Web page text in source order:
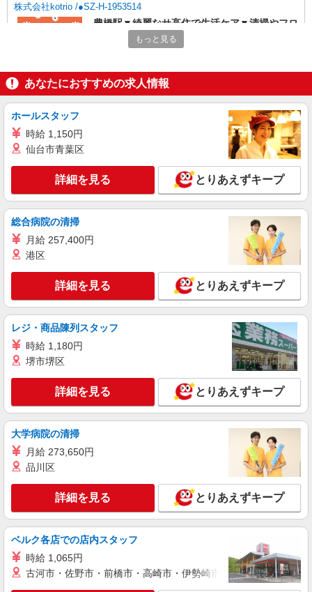
株式会社kotrio /●SZ-H-1953514
豊橋駅▼綺麗なサ高住で生活ケア▼清掃やフロ
アの巡回など
豊橋市内 最寄り駅：豊橋
キープ 詳細を見る
派遣社員
向かう先は笑顔の待つ場所！デイサービスのサ
ポート＆送迎STAFF
時給1500円〜2125円 ＜日払い有/週払い有/交
詳細を見る
派遣社員
株式会社kotrio /●SZ-H-1869050
豊橋駅近く★シニア向け住宅での見守り・生活
時給1500円〜2125円 ＜日払い有/週払い有/交
豊橋市内 最寄り駅：豊橋
キープ 詳細を見る
派遣社員
株式会社kotrio /●SZ-H-2006374
<豊橋駅>高時給&シフト柔軟でいいとこ取り♪
サ高住の補助STAFF
時給1500円〜2125円 ＜日払い有/週払い有/交
通費全支給(ガソリン代含む)＞
豊橋市内 最寄り駅：豊橋
キープ 詳細を見る
もっと見る
あなたにおすすめの求人情報
ホールスタッフ
時給 1,150円
仙台市青葉区
詳細を見る とりあえずキープ
総合病院の清掃
月給 257,400円
港区
詳細を見る とりあえずキープ
レジ・商品陳列スタッフ
時給 1,180円
堺市堺区
詳細を見る とりあえずキープ
大学病院の清掃
月給 273,650円
品川区
詳細を見る とりあえずキープ
ベルク各店での店内スタッフ
時給 1,065円
古河市・佐野市・前橋市・高崎市・伊勢崎市・太田市・館林市